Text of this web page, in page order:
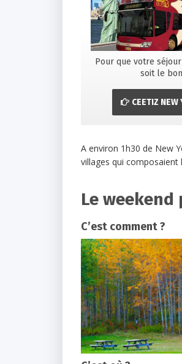
Pour que votre
soit le bon
CEETIZ NEW
A environ 1h30 de New
villages qui composaient
Le
C’est comment ?